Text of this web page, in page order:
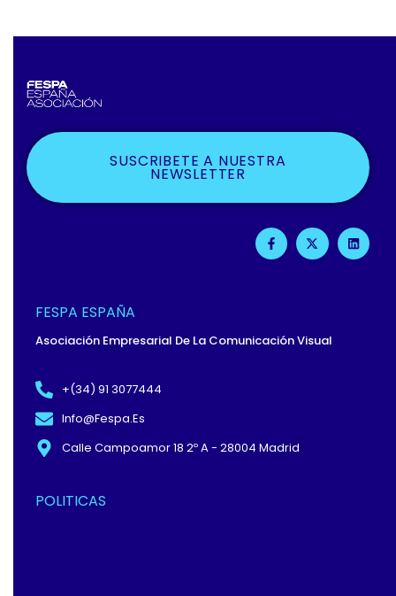
SUSCRIBETE A NUESTRA
NEWSLETTER
F
A
C
F
X
-
T
L
I
N
FESPA ESPAÑA
Asociación Empresarial De La Comunicación Visual
+(34) 91 3077444
Info@fespa.es
Calle Campoamor 18 2º A - 28004 Madrid
POLITICAS